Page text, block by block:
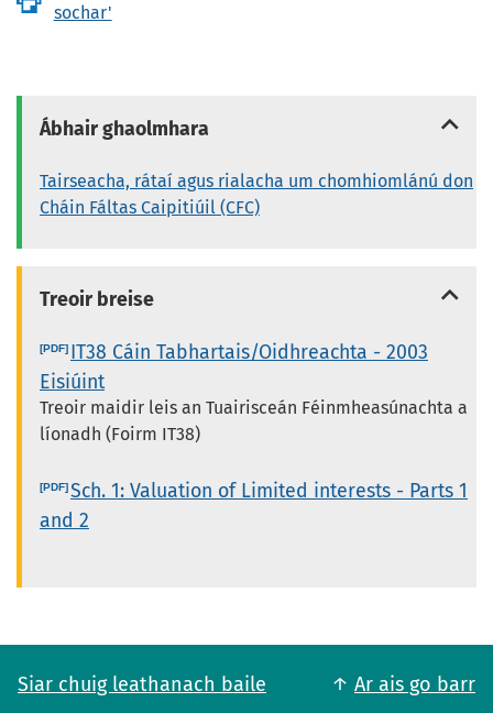
sochar'
Ábhair ghaolmhara
Tairseacha, rátaí agus rialacha um chomhiomlánú don
Cháin Fáltas Caipitiúil (CFC)
Treoir breise
IT38 Cáin Tabhartais/Oidhreachta - 2003
Eisiúint
Treoir maidir leis an Tuairisceán Féinmheasúnachta a
líonadh (Foirm IT38)
Sch. 1: Valuation of Limited interests - Parts 1
and 2
Siar chuig leathanach baile Ar ais go barr